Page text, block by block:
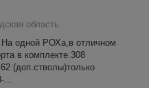
область
одной РОХа,в отличном
в комплекте.308
(доп.стволы)только
...